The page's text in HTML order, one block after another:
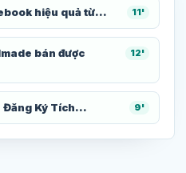
hiệu quả từ... 11'
bán được
12'
Đăng Ký Tích... 9'